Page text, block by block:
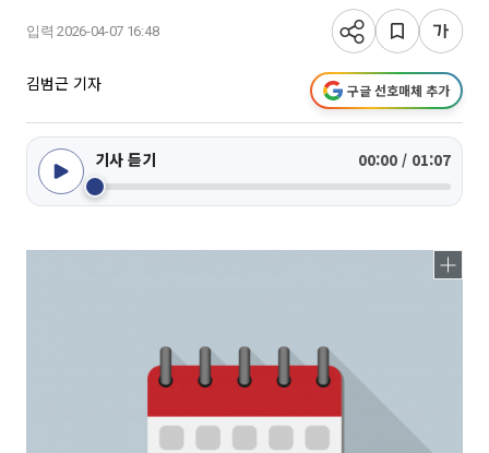
입력 2026-04-07 16:48
김범근 기자 구글 선호매체 추가
기사 듣기 00:00 / 01:07